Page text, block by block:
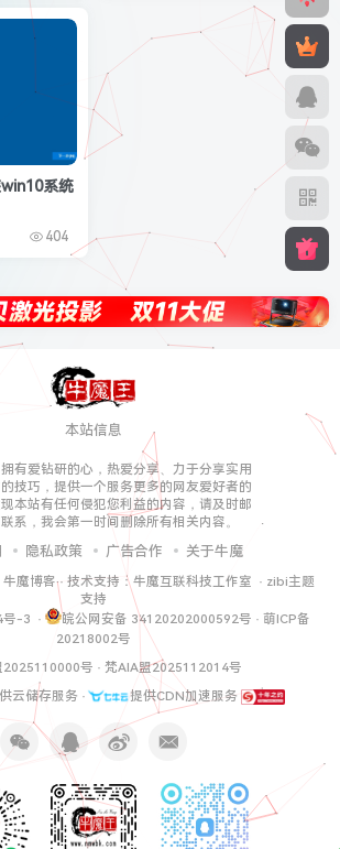
系统
404
本站信息
有爱钻研的心，热爱分享、力于分享实用
技巧，提供一个服务更多的网友爱好者的
本站有任何侵犯您利益的内容，请及时邮
系，我会第一时间删除所有相关内容。
隐私政策 广告合作 关于牛魔
牛魔博客· 技术支持： 牛魔互联科技工作室 · zibi主题
支持
号-3 · 皖公网安备 34120202000592号 · 萌ICP备
20218002号
2025110000号 · 梵AIA盟2025112014号
云储存服务 · 提供CDN加速服务